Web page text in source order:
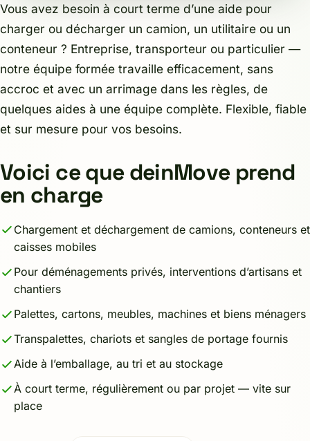
Vous avez besoin à court terme d’une aide pour
charger ou décharger un camion, un utilitaire ou un
conteneur ? Entreprise, transporteur ou particulier —
notre équipe formée travaille efficacement, sans
accroc et avec un arrimage dans les règles, de
quelques aides à une équipe complète. Flexible, fiable
et sur mesure pour vos besoins.
Voici ce que deinMove prend
en charge
Chargement et déchargement de camions, conteneurs et
caisses mobiles
Pour déménagements privés, interventions d’artisans et
chantiers
Palettes, cartons, meubles, machines et biens ménagers
Transpalettes, chariots et sangles de portage fournis
Aide à l’emballage, au tri et au stockage
À court terme, régulièrement ou par projet — vite sur
place